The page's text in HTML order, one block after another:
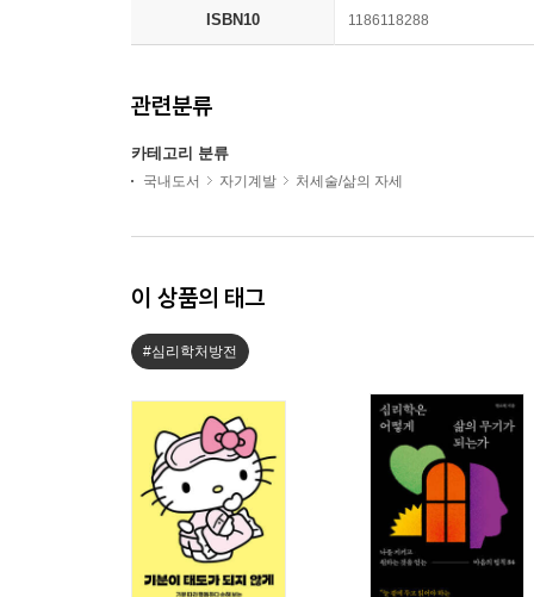
ISBN10 1186118288
관련분류
카테고리 분류
국내도서 자기계발 처세술/삶의 자세
이 상품의 태그
#심리학처방전